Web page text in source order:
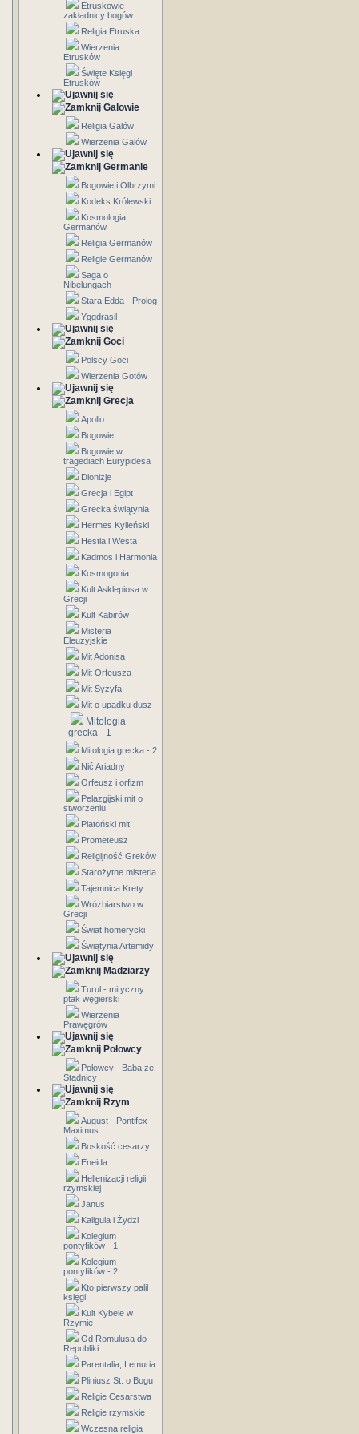
Etruskowie -
zakładnicy bogów
Religia Etruska
Wierzenia
Etrusków
Święte Księgi
Etrusków
Galowie
Religia Galów
Wierzenia Galów
Germanie
Bogowie i Olbrzymi
Kodeks Królewski
Kosmologia
Germanów
Religia Germanów
Religie Germanów
Saga o
Nibelungach
Stara Edda - Prolog
Yggdrasil
Goci
Polscy Goci
Wierzenia Gotów
Grecja
Apollo
Bogowie
Bogowie w
tragediach Eurypidesa
Dionizje
Grecja i Egipt
Grecka świątynia
Hermes Kylleński
Hestia i Westa
Kadmos i Harmonia
Kosmogonia
Kult Asklepiosa w
Grecji
Kult Kabirów
Misteria
Eleuzyjskie
Mit Adonisa
Mit Orfeusza
Mit Syzyfa
Mit o upadku dusz
Mitologia
grecka - 1
Mitologia grecka - 2
Nić Ariadny
Orfeusz i orfizm
Pelazgijski mit o
stworzeniu
Platoński mit
Prometeusz
Religijność Greków
Starożytne misteria
Tajemnica Krety
Wróżbiarstwo w
Grecji
Świat homerycki
Świątynia Artemidy
Madziarzy
Turul - mityczny
ptak węgierski
Wierzenia
Prawęgrów
Połowcy
Połowcy - Baba ze
Stadnicy
Rzym
August - Pontifex
Maximus
Boskość cesarzy
Eneida
Hellenizacji religii
rzymskiej
Janus
Kaligula i Żydzi
Kolegium
pontyfików - 1
Kolegium
pontyfików - 2
Kto pierwszy palił
księgi
Kult Kybele w
Rzymie
Od Romulusa do
Republiki
Parentalia, Lemuria
Pliniusz St. o Bogu
Religie Cesarstwa
Religie rzymskie
Wczesna religia